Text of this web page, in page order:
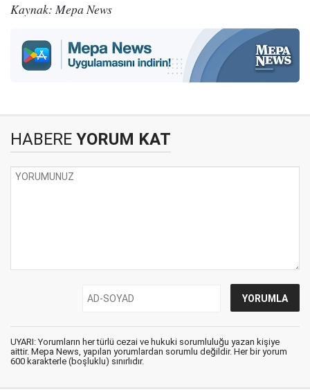
Kaynak: Mepa News
HABERE YORUM KAT
UYARI: Yorumların her türlü cezai ve hukuki sorumluluğu yazan kişiye
aittir. Mepa News, yapılan yorumlardan sorumlu değildir. Her bir yorum
600 karakterle (boşluklu) sınırlıdır.